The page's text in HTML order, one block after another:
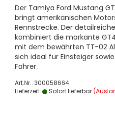
Der Tamiya Ford Mustang
bringt amerikanischen
Rennstrecke. Der detailreiche
kombiniert die markante
mit dem bewährten TT-02
sich ideal für Einsteiger
Fahrer.
Art.Nr.: 300058664
Lieferzeit:
Sofort lieferbar